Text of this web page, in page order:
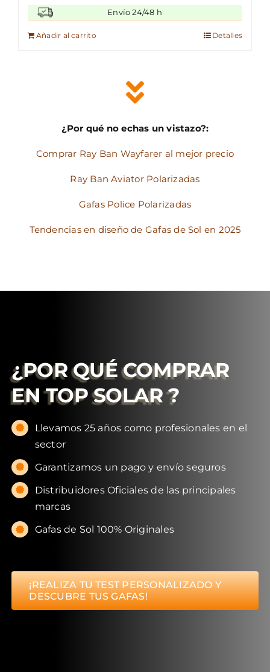
original
era:
145,00 €.
actual
es:
Envío 24/48 h
Añadir al carrito Detalles
¿Por qué no echas un vistazo?:
Comprar Ray Ban Wayfarer al mejor precio
Ray Ban Aviator Polarizadas
Gafas Police Polarizadas
Tendencias en diseño de Gafas de Sol en 2025
¿POR QUÉ COMPRAR
EN TOP SOLAR ?
Llevamos 25 años como profesionales en el
sector
Garantizamos un pago y envío seguros
Distribuidores Oficiales de las principales
marcas
Gafas de Sol 100% Originales
¡REALIZA TU TEST PERSONALIZADO Y
DESCUBRE TUS GAFAS!